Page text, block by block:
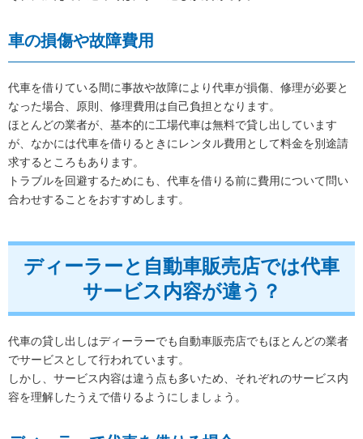
車の損傷や故障費用
代車を借りている間に事故や故障により代車が損傷、修理が必要と
なった場合、原則、修理費用は自己負担となります。
ほとんどの業者が、基本的に工場代車は無料で貸し出しています
が、なかには代車を借りるときにレンタル費用として料金を別途請
求するところもあります。
トラブルを回避するためにも、代車を借りる前に費用について問い
合わせすることをおすすめします。
ディーラーと自動車販売店では代車
サービス内容が違う？
代車の貸し出しはディーラーでも自動車販売店でもほとんどの業者
でサービスとして行われています。
しかし、サービス内容は違う点も多いため、それぞれのサービス内
容を理解したうえで借りるようにしましょう。